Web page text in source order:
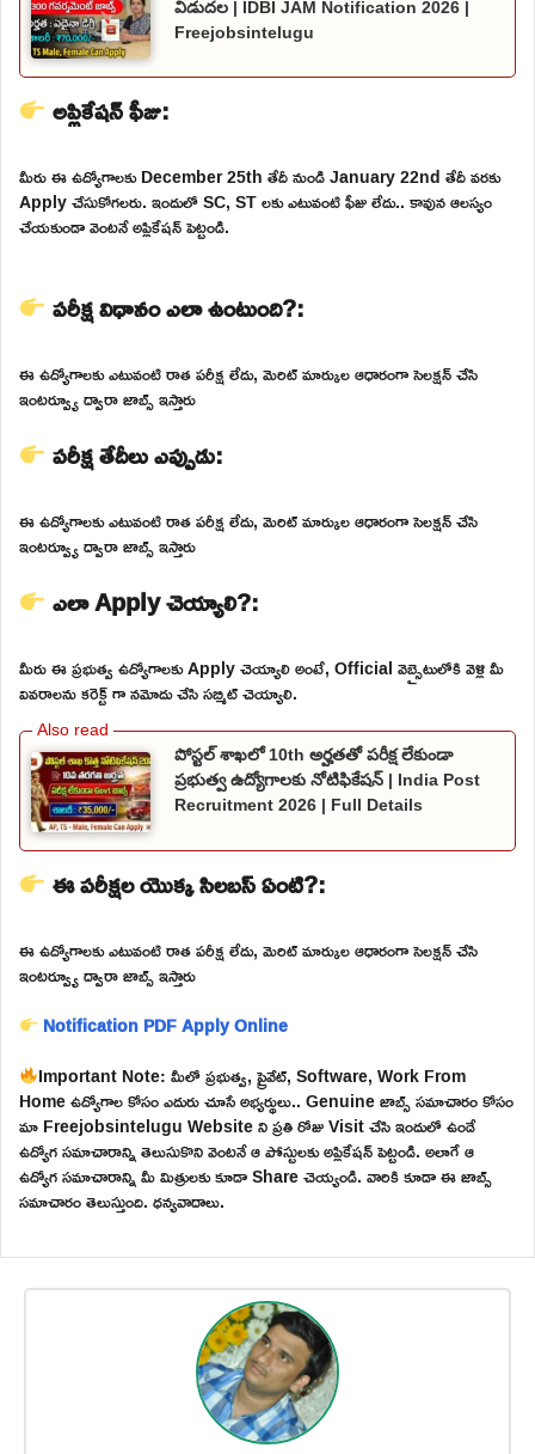
విడుదల | IDBI JAM Notification 2026 |
Freejobsintelugu
అప్లికేషన్ ఫీజు:
మీరు ఈ ఉద్యోగాలకు December 25th తేదీ నుండి January 22nd తేదీ వరకు
Apply చేసుకోగలరు. ఇందులో SC, ST లకు ఎటువంటి ఫీజు లేదు.. కావున ఆలస్యం
చేయకుండా వెంటనే అప్లికేషన్ పెట్టండి.
పరీక్ష విధానం ఎలా ఉంటుంది?:
ఈ ఉద్యోగాలకు ఎటువంటి రాత పరీక్ష లేదు, మెరిట్ మార్కుల ఆధారంగా సెలక్షన్ చేసి
ఇంటర్వ్యూ ద్వారా జాబ్స్ ఇస్తారు
పరీక్ష తేదీలు ఎప్పుడు:
ఈ ఉద్యోగాలకు ఎటువంటి రాత పరీక్ష లేదు, మెరిట్ మార్కుల ఆధారంగా సెలక్షన్ చేసి
ఇంటర్వ్యూ ద్వారా జాబ్స్ ఇస్తారు
ఎలా Apply చెయ్యాలి?:
మీరు ఈ ప్రభుత్వ ఉద్యోగాలకు Apply చెయ్యాలి అంటే, Official వెబ్సైటులోకి వెళ్లి మీ
వివరాలను కరెక్ట్ గా నమోదు చేసి సబ్మిట్ చెయ్యాలి.
పోస్టల్ శాఖలో 10th అర్హతతో పరీక్ష లేకుండా
ప్రభుత్వ ఉద్యోగాలకు నోటిఫికేషన్ | India Post
Recruitment 2026 | Full Details
ఈ పరీక్షల యొక్క సిలబస్ ఏంటి?:
ఈ ఉద్యోగాలకు ఎటువంటి రాత పరీక్ష లేదు, మెరిట్ మార్కుల ఆధారంగా సెలక్షన్ చేసి
ఇంటర్వ్యూ ద్వారా జాబ్స్ ఇస్తారు
Notification PDFApply Online
Important Note: మీలో ప్రభుత్వ, ప్రైవేట్, Software, Work From
Home ఉద్యోగాల కోసం ఎదురు చూసే అభ్యర్థులు.. Genuine జాబ్స్ సమాచారం కోసం
మా Freejobsintelugu Website ని ప్రతి రోజు Visit చేసి ఇందులో ఉండే
ఉద్యోగ సమాచారాన్ని తెలుసుకొని వెంటనే ఆ పోస్టులకు అప్లికేషన్ పెట్టండి. అలాగే ఆ
ఉద్యోగ సమాచారాన్ని మీ మిత్రులకు కూడా Share చెయ్యండి. వారికి కూడా ఈ జాబ్స్
సమాచారం తెలుస్తుంది. ధన్యవాదాలు.